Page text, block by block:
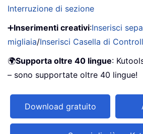
Interruzione di sezione
➕Inserimenti creativi:Inserisci
migliaia/Inserisci Casella di
🌍Supporta oltre 40 lingue:
– sono supportate oltre 40 lingue!
Download gratuito